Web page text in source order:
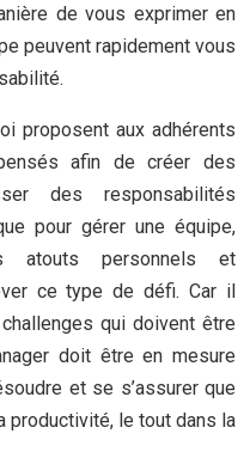
de vous exprimer en
peuvent rapidement vous
proposent aux adhérents
afin de créer des
des responsabilités
pour gérer une équipe,
atouts personnels et
ce type de défi. Car il
qui doivent être
doit être en mesure
et se s’assurer que
productivité, le tout dans la